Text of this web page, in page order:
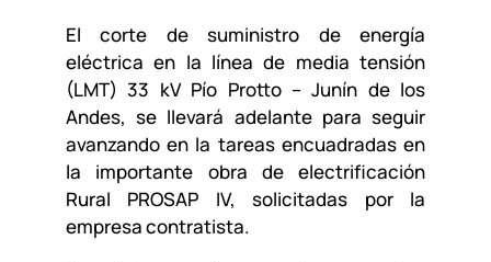
El corte de suministro de energía
eléctrica en la línea de media tensión
(LMT) 33 kV Pío Protto – Junín de los
Andes, se llevará adelante para seguir
avanzando en la tareas encuadradas en
la importante obra de electrificación
Rural PROSAP IV, solicitadas por la
empresa contratista.